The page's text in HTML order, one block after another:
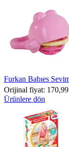
Furkan Babıes
Orijinal fiyat:
Ürünlere dön